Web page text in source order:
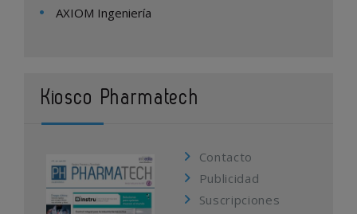
AXIOM Ingeniería
Kiosco Pharmatech
Contacto
Publicidad
Suscripciones